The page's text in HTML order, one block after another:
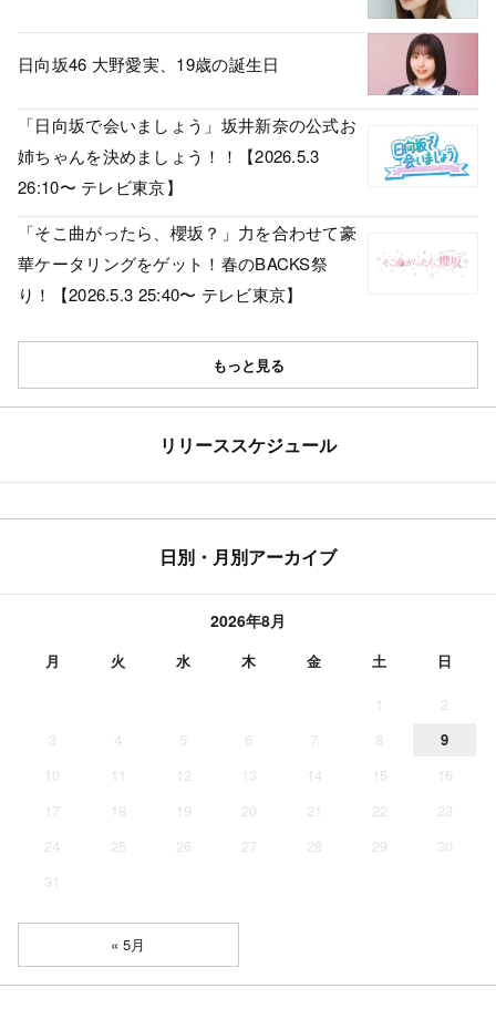
日向坂46 大野愛実、19歳の誕生日
「日向坂で会いましょう」坂井新奈の公式お
姉ちゃんを決めましょう！！【2026.5.3
26:10〜 テレビ東京】
「そこ曲がったら、櫻坂？」力を合わせて豪
華ケータリングをゲット！春のBACKS祭
り！【2026.5.3 25:40〜 テレビ東京】
もっと見る
リリーススケジュール
日別・月別アーカイブ
2026年8月
月 火 水 木 金 土 日
1
2
3
4 5 6 7 8
9
10
11 12 13 14 15
16
17
18 19 20 21 22
23
24
25 26 27 28 29
30
31
« 5月